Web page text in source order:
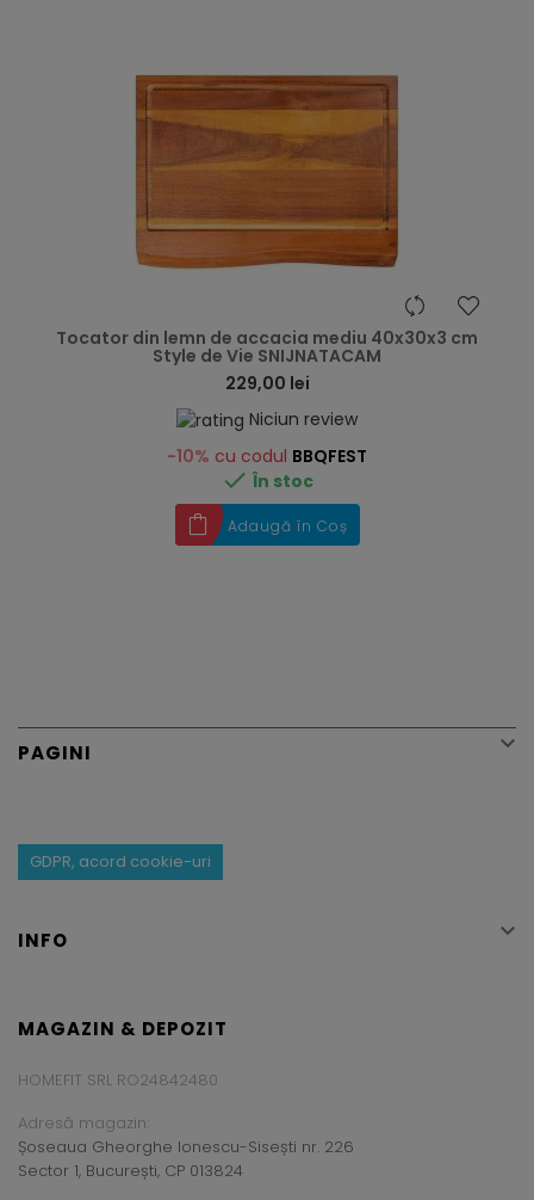
Tocator din lemn de accacia mediu 40x30x3 cm
Style de Vie SNIJNATACAM
229,00 lei
Niciun review
-10% cu codul BBQFEST
 În stoc
Adaugă în Coș
PAGINI 
GDPR, acord cookie-uri
INFO 
MAGAZIN & DEPOZIT
HOMEFIT SRL RO24842480
Adresă magazin:
Șoseaua Gheorghe Ionescu-Sisești nr. 226
Sector 1, București, CP 013824